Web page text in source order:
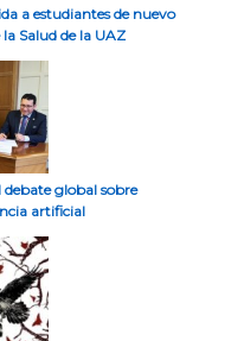
a estudiantes de nuevo
Salud de la UAZ
debate global sobre
artificial